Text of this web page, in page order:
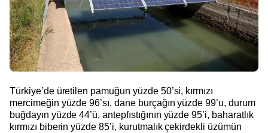
Türkiye’de üretilen pamuğun yüzde 50’si, kırmızı
mercimeğin yüzde 96’sı, dane burçağın yüzde 99’u, durum
buğdayın yüzde 44’ü, antepfıstığının yüzde 95’i, baharatlık
kırmızı biberin yüzde 85’i, kurutmalık çekirdekli üzümün